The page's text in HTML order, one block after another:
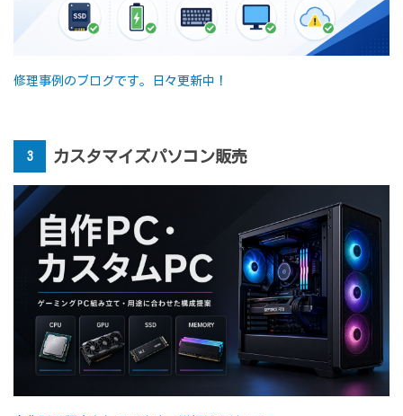
修理事例のブログです。日々更新中！
3 カスタマイズパソコン販売